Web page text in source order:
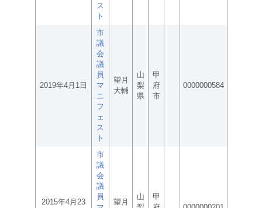
ス
ト
2019年4月1日
市
議
会
議
員
マ
ニ
フ
ェ
ス
ト
望月
大輔
山
梨
県
甲
府
市
0000000584
2015年4月23
市
議
会
議
員
望月
山
甲